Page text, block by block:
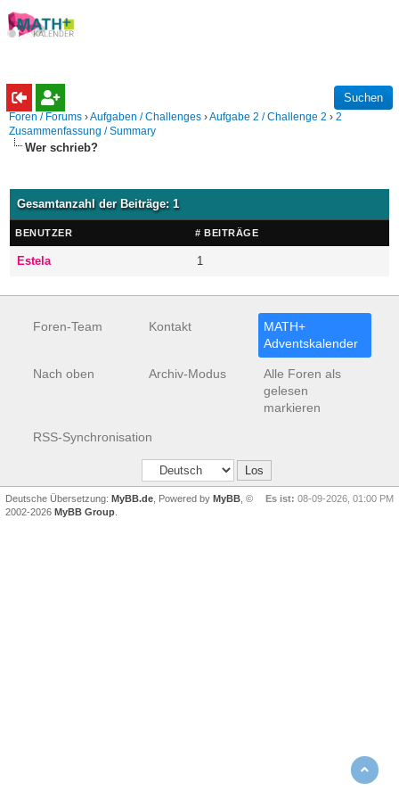
Foren / Forums ›Aufgaben / Challenges ›Aufgabe 2 / Challenge 2 › 2
Zusammenfassung / Summary
Wer schrieb?
Gesamtanzahl der Beiträge: 1
BENUTZER # BEITRÄGE
Estela 1
Foren-Team Kontakt
MATH+
Adventskalender
Nach oben Archiv-Modus
Alle Foren als
gelesen
markieren
RSS-Synchronisation
Es ist: 08-09-2026, 01:00 PM
Deutsche Übersetzung: MyBB.de , Powered by MyBB , ©
2002-2026 MyBB Group